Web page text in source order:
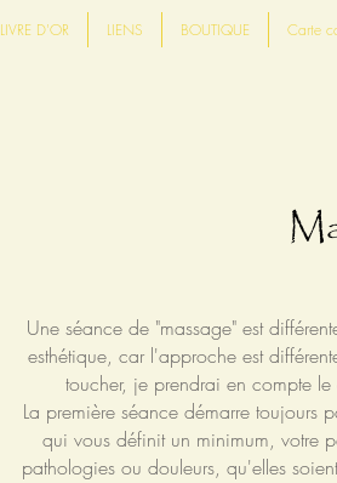
LIVRE D'OR LIENS BOUTIQUE Carte
Une séance de "massage" est
esthétique, car l'approche est
toucher, je prendrai en compte
La première séance démarre toujours
qui vous définit un minimum, votre
pathologies ou douleurs, qu'elles